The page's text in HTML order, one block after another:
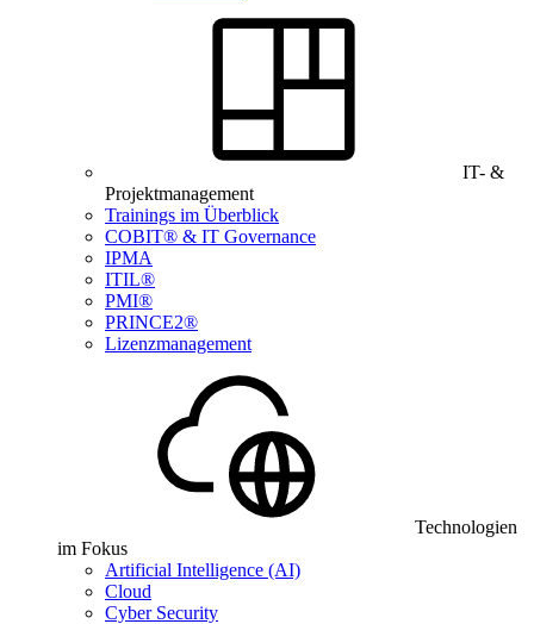
IT- &
Projektmanagement
Trainings im Überblick
COBIT® & IT Governance
IPMA
ITIL®
PMI®
PRINCE2®
Lizenzmanagement
Technologien
im Fokus
Artificial Intelligence (AI)
Cloud
Cyber Security